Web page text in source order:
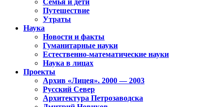
Семья и дети
Путешествие
Утраты
Наука
Новости и факты
Гуманитарные науки
Естественно-математические науки
Наука в лицах
Проекты
Архив «Лицея». 2000 — 2003
Русский Север
Архитектура Петрозаводска